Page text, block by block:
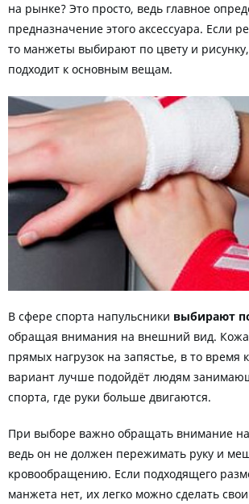
на рынке? Это просто, ведь главное
предназначение этого аксессуара. Если
то манжеты выбирают по цвету и
подходит к основным вещам.
В сфере спорта напульсники выбирают
обращая внимания на внешний вид. Кожа
прямых нагрузок на запястье, в то время
вариант лучше подойдёт людям
спорта, где руки больше двигаются.
При выборе важно обращать внимание
ведь он не должен пережимать руку и
кровообращению. Если подходящего
манжета нет, их легко можно сделать